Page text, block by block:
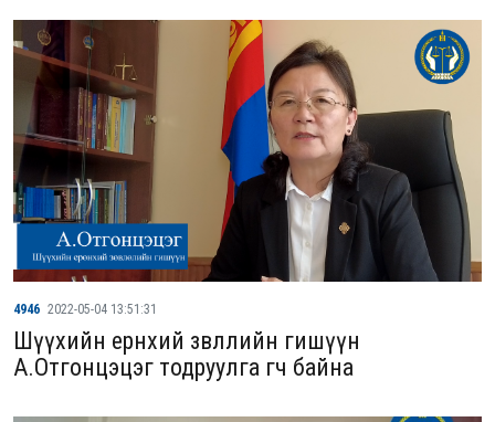
4946 2022-05-04 13:51:31
Шүүхийн ерөнхий зөвлөлийн гишүүн
А.Отгонцэцэг тодруулга өгч байна